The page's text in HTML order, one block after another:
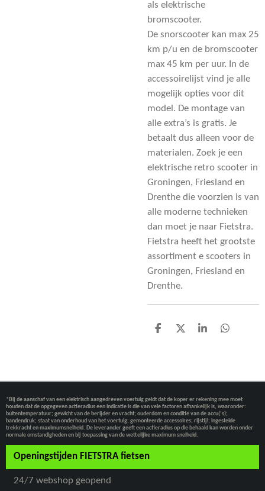
als elektrische
bromscooter.
De snorscooter kan max 25
km p/u en de bromscooter
max 45 km per uur. In de
accessoirelijst vind je alle
mogelijk opties voor dit
model. De montage van
alle extra’s is gratis. Je
betaalt dus alleen voor de
materialen. Zoek je een
elektrische retro scooter in
Groningen, Friesland en
Drenthe die voorzien is van
alle moderne technieken
dan moet je naar Fietstra.
Fietstra heeft het grootste
assortiment e scooters in
Groningen, Friesland en
Drenthe.
D
D
S
D
*Bij de aanschaf van een elektrisch aangedreven voertuig geldt dat de koper er rekening mee moet
houden dat de opgegeven actieradius een indicatie is die van vele factoren afhankelijk is, waaronder:
buitentemperatuur; gewicht van de berijder en vracht; ouderdom en conditie van de accu(‘s);
bandendruk; staat van onderhoud van het voertuig; gemonteerde accessoires; rijstijl; ingestelde
trekkracht en maximumsnelheid. De leverancier geeft een actieradius op die behaald kan worden onder
normale omstandigheden en bij toepassing van de wettelijke maximum snelheid.
Openingstijden FIETSTRA fietsen
24/7 webshop geopend